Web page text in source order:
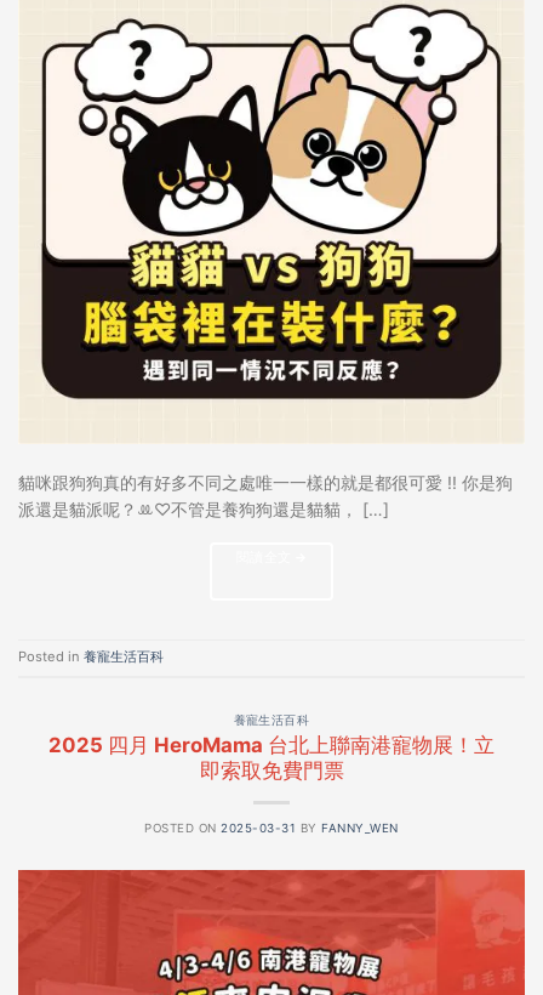
貓咪跟狗狗真的有好多不同之處唯一一樣的就是都很可愛 !! 你是狗
派還是貓派呢？‪ꔛ‬♡‪不管是養狗狗還是貓貓， […]
Posted in 養寵生活百科
養寵生活百科
2025 四月 HeroMama 台北上聯南港寵物展！立
即索取免費門票
POSTED ON2025-03-31 BY FANNY_WEN